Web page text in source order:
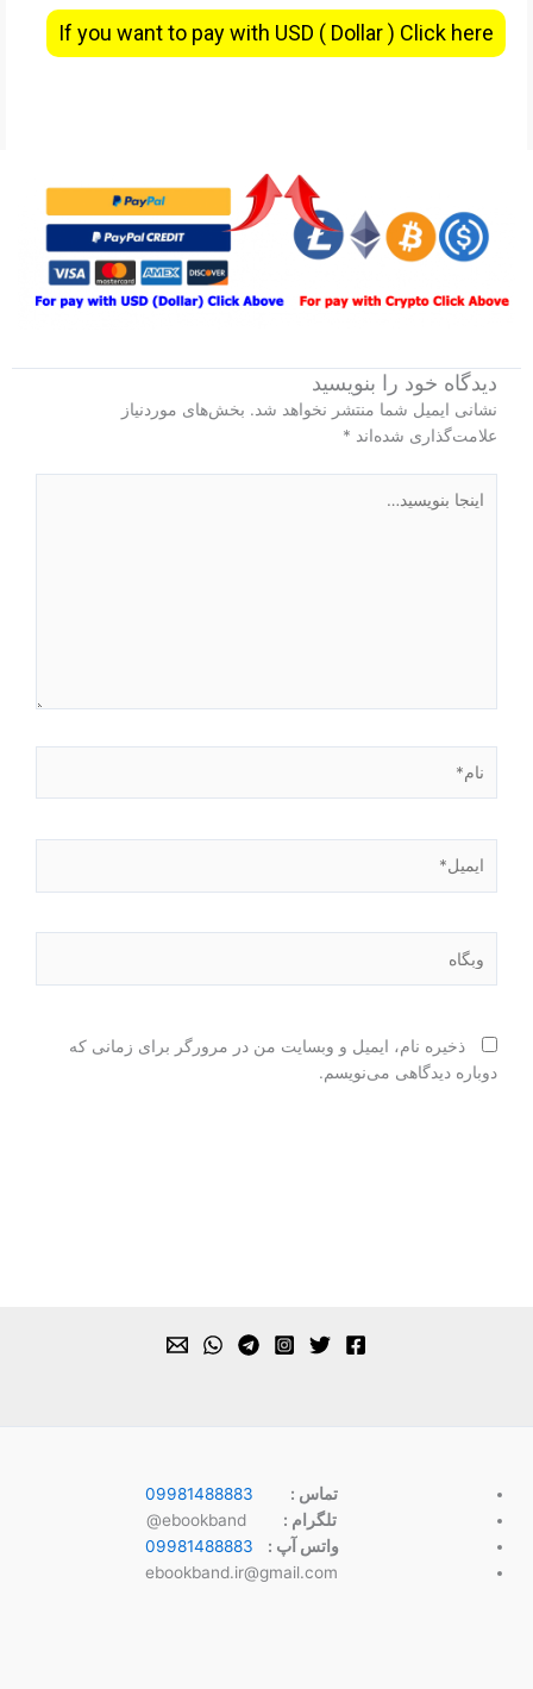
If you want to pay with USD ( Dollar ) Click here
دیدگاه‌ خود را بنویسید
نشانی ایمیل شما منتشر نخواهد شد. بخش‌های موردنیاز
علامت‌گذاری شده‌اند *
بنویسید…
ذخیره نام، ایمیل و وبسایت من در مرورگر برای زمانی که
دوباره دیدگاهی می‌نویسم.
تماس :
09981488883
تلگرام :
واتس آپ :
09981488883
ebookband.ir@gmail.com